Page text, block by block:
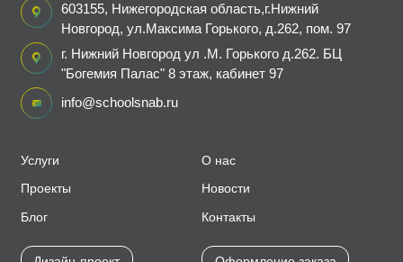
Услуги
Проекты
Блог
О нас
Новости
Контакты
603155, Нижегородская область,г.Нижний
Новгород, ул.Максима Горького, д.262, пом. 97
г. Нижний Новгород ул .М. Горького д.262. БЦ
"Богемия Палас" 8 этаж, кабинет 97
info@schoolsnab.ru